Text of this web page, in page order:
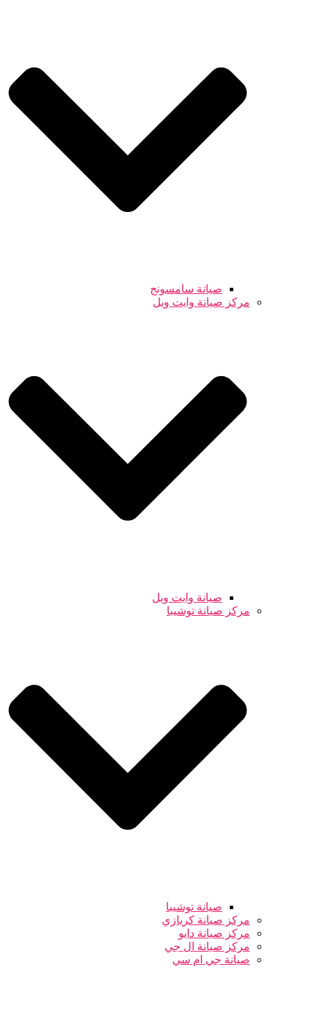
صيانة سامسونج
مركز صيانة وايت ويل
صيانة وايت ويل
مركز صيانة توشيبا
صيانة توشيبا
مركز صيانة كريازي
مركز صيانة دايو
مركز صيانة ال جي
صيانة جي ام سي